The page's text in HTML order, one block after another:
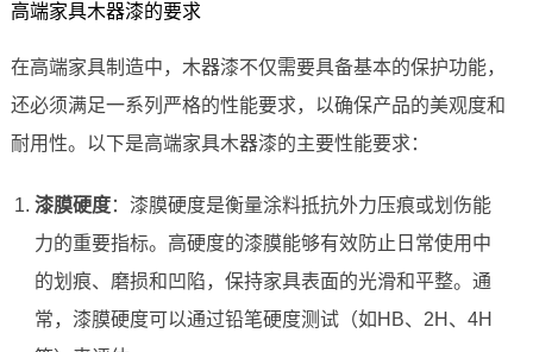
高端家具木器漆的要求
在高端家具制造中，木器漆不仅需要具备基本的保护功能，
还必须满足一系列严格的性能要求，以确保产品的美观度和
耐用性。以下是高端家具木器漆的主要性能要求：
漆膜硬度：漆膜硬度是衡量涂料抵抗外力压痕或划伤能
力的重要指标。高硬度的漆膜能够有效防止日常使用中
的划痕、磨损和凹陷，保持家具表面的光滑和平整。通
常，漆膜硬度可以通过铅笔硬度测试（如HB、2H、4H